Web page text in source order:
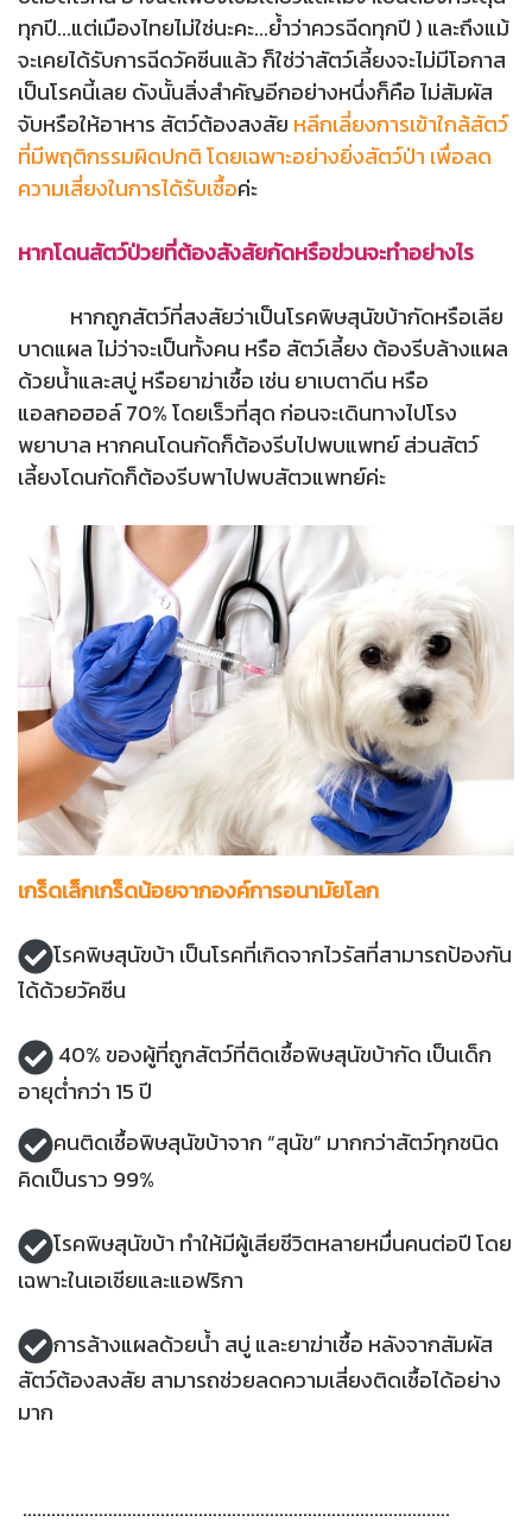
ทุกปี...แต่เมืองไทยไม่ใช่นะคะ...ย้ำว่าควรฉีดทุกปี ) และถึงแม้
จะเคยได้รับการฉีดวัคซีนแล้ว ก็ใช่ว่าสัตว์เลี้ยงจะไม่มีโอกาส
เป็นโรคนี้เลย ดังนั้นสิ่งสำคัญอีกอย่างหนึ่งก็คือ ไม่สัมผัส
จับหรือให้อาหาร สัตว์ต้องสงสัย หลีกเลี่ยงการเข้าใกล้สัตว์
ที่มีพฤติกรรมผิดปกติ โดยเฉพาะอย่างยิ่งสัตว์ป่า เพื่อลด
ความเสี่ยงในการได้รับเชื้อค่ะ
หากโดนสัตว์ป่วยที่ต้องสังสัยกัดหรือข่วนจะทำอย่างไร
หากถูกสัตว์ที่สงสัยว่าเป็นโรคพิษสุนัขบ้ากัดหรือเลีย
บาดแผล ไม่ว่าจะเป็นทั้งคน หรือ สัตว์เลี้ยง ต้องรีบล้างแผล
ด้วยน้ำและสบู่ หรือยาฆ่าเชื้อ เช่น ยาเบตาดีน หรือ
แอลกอฮอล์ 70% โดยเร็วที่สุด ก่อนจะเดินทางไปโรง
พยาบาล หากคนโดนกัดก็ต้องรีบไปพบแพทย์ ส่วนสัตว์
เลี้ยงโดนกัดก็ต้องรีบพาไปพบสัตวแพทย์ค่ะ
เกร็ดเล็กเกร็ดน้อยจากองค์การอนามัยโลก
โรคพิษสุนัขบ้า เป็นโรคที่เกิดจากไวรัสที่สามารถป้องกัน
ได้ด้วยวัคซีน
40% ของผู้ที่ถูกสัตว์ที่ติดเชื้อพิษสุนัขบ้ากัด เป็นเด็ก
อายุต่ำกว่า 15 ปี
คนติดเชื้อพิษสุนัขบ้าจาก “สุนัข” มากกว่าสัตว์ทุกชนิด
คิดเป็นราว 99%
โรคพิษสุนัขบ้า ทำให้มีผู้เสียชีวิตหลายหมื่นคนต่อปี โดย
เฉพาะในเอเชียและแอฟริกา
การล้างแผลด้วยน้ำ สบู่ และยาฆ่าเชื้อ หลังจากสัมผัส
สัตว์ต้องสงสัย สามารถช่วยลดความเสี่ยงติดเชื้อได้อย่าง
มาก
..........................................................................................